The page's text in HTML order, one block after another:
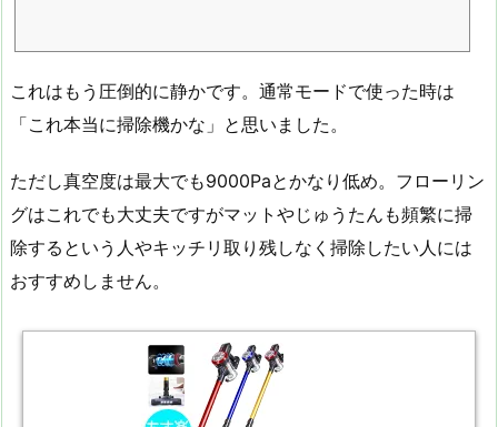
これはもう圧倒的に静かです。通常モードで使った時は
「これ本当に掃除機かな」と思いました。
ただし真空度は最大でも9000Paとかなり低め。フローリン
グはこれでも大丈夫ですがマットやじゅうたんも頻繁に掃
除するという人やキッチリ取り残しなく掃除したい人には
おすすめしません。